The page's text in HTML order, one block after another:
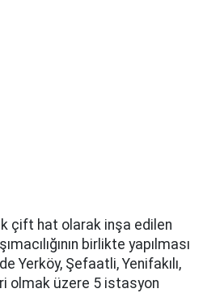
çift hat olarak inşa edilen
birlikte yapılması
Yerköy, Şefaatli, Yenifakılı,
olmak üzere 5 istasyon